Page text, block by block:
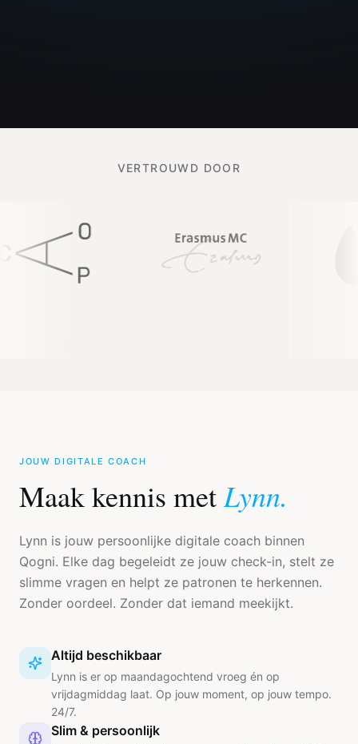
VERTROUWD DOOR
JOUW DIGITALE COACH
Maak kennis metLynn.
Lynn is jouw persoonlijke digitale coach binnen
Qogni. Elke dag begeleidt ze jouw check-in, stelt ze
slimme vragen en helpt ze patronen te herkennen.
Zonder oordeel. Zonder dat iemand meekijkt.
Altijd beschikbaar
Lynn is er op maandagochtend vroeg én op
vrijdagmiddag laat. Op jouw moment, op jouw tempo.
24/7.
Slim & persoonlijk